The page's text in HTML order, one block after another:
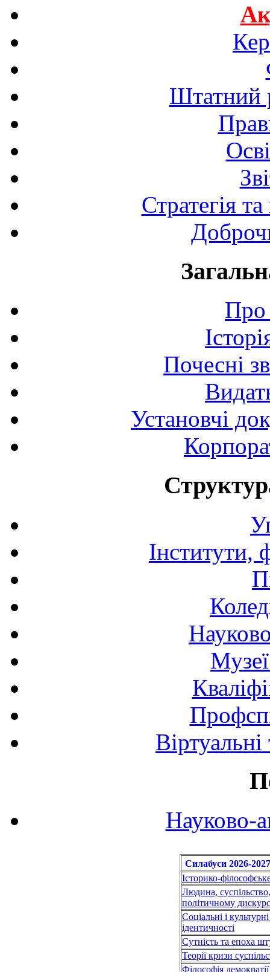
Штатний
Стратегія
Про
Почесні
Установчі
Інститути,
Науково-
Силабуси 2026-
Історико-
Людина,
політичному
Соціальні і
ідентичності
Сутність та епоха
Теорії кризи
Філософія демократії